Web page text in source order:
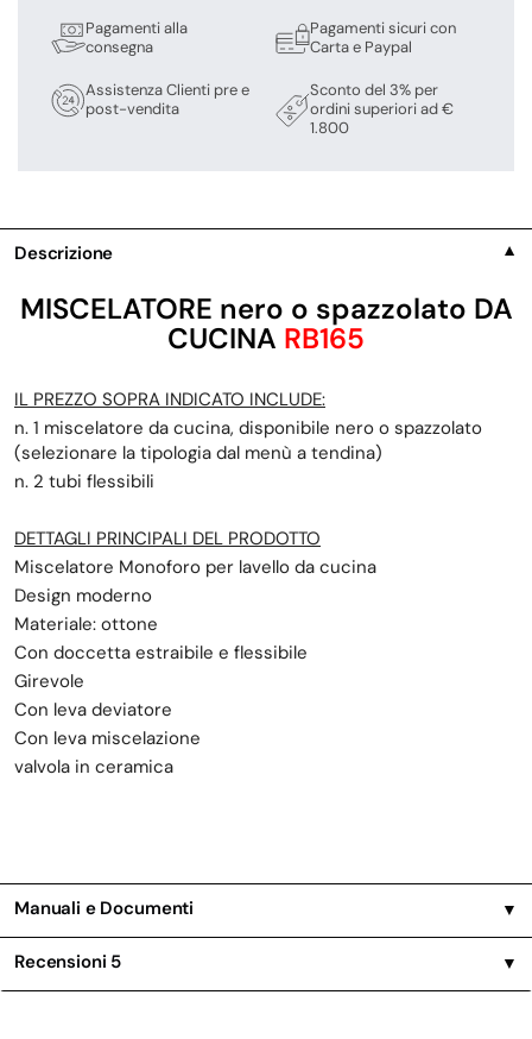
Pagamenti alla
consegna
Assistenza Clienti pre e
post-vendita
Pagamenti sicuri con
Carta e Paypal
Sconto del 3% per
ordini superiori ad €
1.800
Descrizione ▼
MISCELATORE nero o spazzolato DA
CUCINA RB165
IL PREZZO SOPRA INDICATO INCLUDE:
n. 1 miscelatore da cucina, disponibile nero o spazzolato
(selezionare la tipologia dal menù a tendina)
n. 2 tubi flessibili
DETTAGLI PRINCIPALI DEL PRODOTTO
Miscelatore Monoforo per lavello da cucina
Design moderno
Materiale: ottone
Con doccetta estraibile e flessibile
Girevole
Con leva deviatore
Con leva miscelazione
valvola in ceramica
Manuali e Documenti ▼
Recensioni 5 ▼